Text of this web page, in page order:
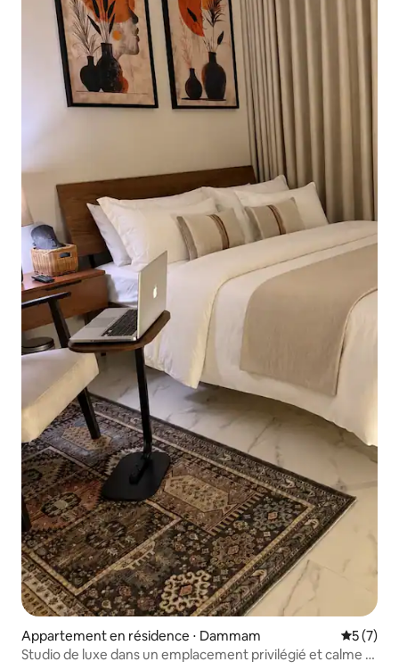
Appartement en résidence ⋅ Dammam
5 (7)
Studio de luxe dans un emplacement privilégié et calme +